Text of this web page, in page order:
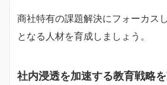
商社特有の課題解決にフォーカス
となる人材を育成しましょう。
社内浸透を加速する教育戦略